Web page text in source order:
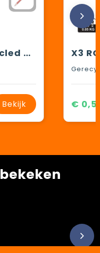
Balpen van gerecycled aluminium
Bekijk €